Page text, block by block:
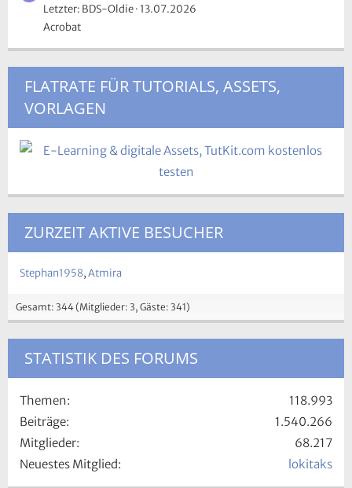
Letzter: BDS-Oldie 13.07.2026
Acrobat
FLATRATE FÜR TUTORIALS, ASSETS,
VORLAGEN
ZURZEIT AKTIVE BESUCHER
Stephan1958 Atmira
Gesamt: 344 (Mitglieder: 3, Gäste: 341)
STATISTIK DES FORUMS
Themen
118.993
Beiträge
1.540.266
Mitglieder
68.217
Neuestes Mitglied
lokitaks